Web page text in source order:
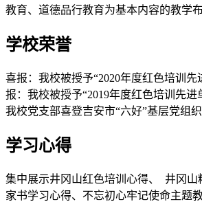
教育、道德品行教育为基本内容的教学布
学校荣誉
喜报：我校被授予“2020年度红色培训先
报：我校被授予“2019年度红色培训先进
我校党支部喜登吉安市“六好”基层党组
学习心得
集中展示井冈山红色培训心得、 井冈山
家书学习心得、不忘初心牢记使命主题